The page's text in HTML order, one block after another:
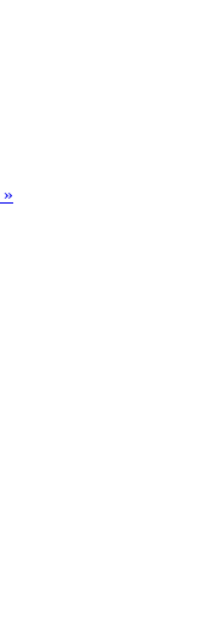
انواع پایه ساعت های اندیکاتور »